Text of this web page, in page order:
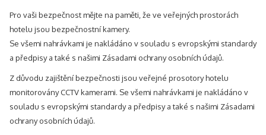
Pro vaši bezpečnost mějte na paměti, že ve veřejných prostorách
hotelu jsou bezpečnostní kamery.
Se všemi nahrávkami je nakládáno v souladu s evropskými standardy
a předpisy a také s našimi Zásadami ochrany osobních údajů.
Z důvodu zajištění bezpečnosti jsou veřejné prosotory hotelu
monitorovány CCTV kamerami. Se všemi nahrávkami je nakládáno v
souladu s evropskými standardy a předpisy a také s našimi Zásadami
ochrany osobních údajů.